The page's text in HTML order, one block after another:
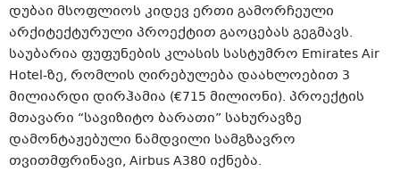
დუბაი მსოფლიოს კიდევ ერთი გამორჩეული
არქიტექტურული პროექტით გაოცებას გეგმავს.
საუბარია ფუფუნების კლასის სასტუმრო Emirates Air
Hotel-ზე, რომლის ღირებულება დაახლოებით 3
მილიარდი დირჰამია (€715 მილიონი). პროექტის
მთავარი “სავიზიტო ბარათი” სახურავზე
დამონტაჟებული ნამდვილი სამგზავრო
თვითმფრინავი, Airbus A380 იქნება.